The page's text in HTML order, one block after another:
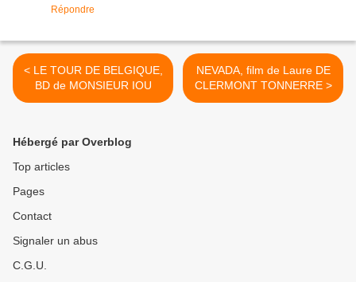
Répondre
< LE TOUR DE BELGIQUE,
BD de MONSIEUR IOU
NEVADA, film de Laure DE
CLERMONT TONNERRE >
Hébergé par Overblog
Top articles
Pages
Contact
Signaler un abus
C.G.U.